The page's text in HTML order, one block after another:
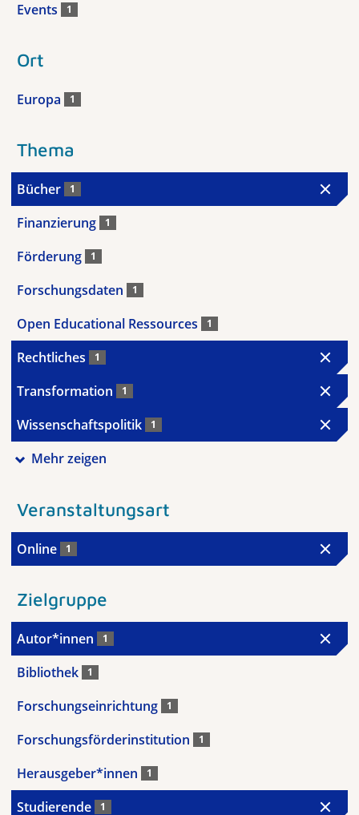
Events 1
Ort
Europa 1
Thema
Bücher 1
Finanzierung 1
Förderung 1
Forschungsdaten 1
Open Educational Ressources 1
Rechtliches 1
Transformation 1
Wissenschaftspolitik 1
Mehr zeigen
Veranstaltungsart
Online 1
Zielgruppe
Autor*innen 1
Bibliothek 1
Forschungseinrichtung 1
Forschungsförderinstitution 1
Herausgeber*innen 1
Studierende 1